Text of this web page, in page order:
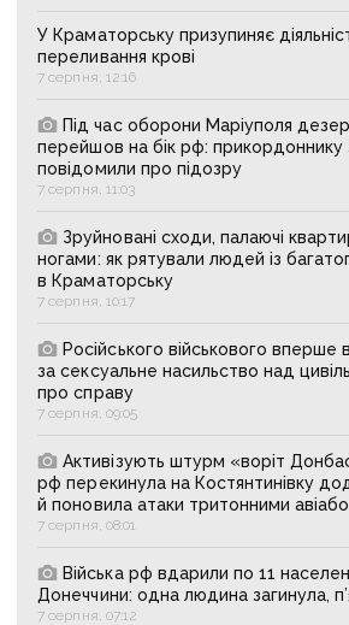
У Краматорську призупиняє
переливання крові
7 серпня, 12:16
Під час оборони Маріуполя
перейшов на бік рф: прикордоннику
повідомили про підозру
7 серпня, 11:03
Зруйновані сходи, палаючі
ногами: як рятували людей із
в Краматорську
7 серпня, 10:17
Російського військового вперше
за сексуальне насильство над
про справу
7 серпня, 09:05
Активізують штурм «воріт
рф перекинула на Костянтинівку
й поновила атаки тритонними
7 серпня, 08:01
Війська рф вдарили по 11
Донеччини: одна людина загинула,
7 серпня, 07:12